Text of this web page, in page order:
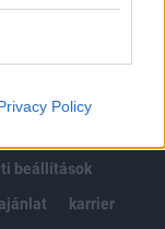
Policy
beállítások
karrier